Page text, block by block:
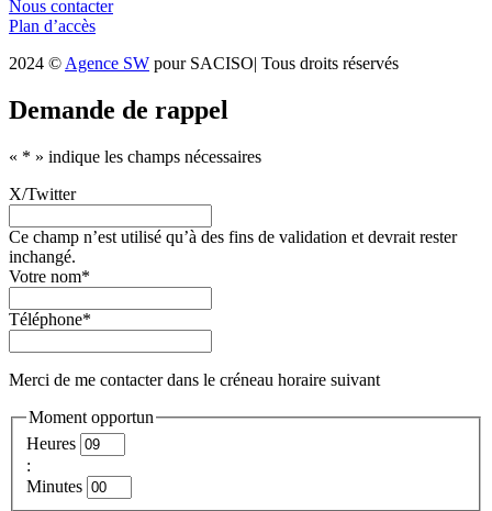
Nous contacter
Plan d’accès
2024 © Agence SW pour SACISO| Tous droits réservés
Demande de rappel
« * » indique les champs nécessaires
X/Twitter
Ce champ n’est utilisé qu’à des fins de validation et devrait rester
inchangé.
Votre nom*
Téléphone*
Merci de me contacter dans le créneau horaire suivant
Moment opportun
Heures
:
Minutes